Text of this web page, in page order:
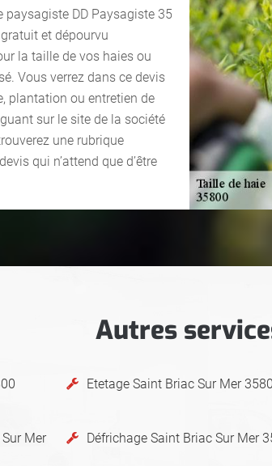
DD Paysagiste 35
et dépourvu
la taille de vos haies ou
Vous verrez dans ce devis
plantation ou entretien de
sur le site de la société
une rubrique
qui n’attend que d’être
Autres
Etetage Saint Briac Sur Mer
Mer
Défrichage Saint Briac Sur Mer